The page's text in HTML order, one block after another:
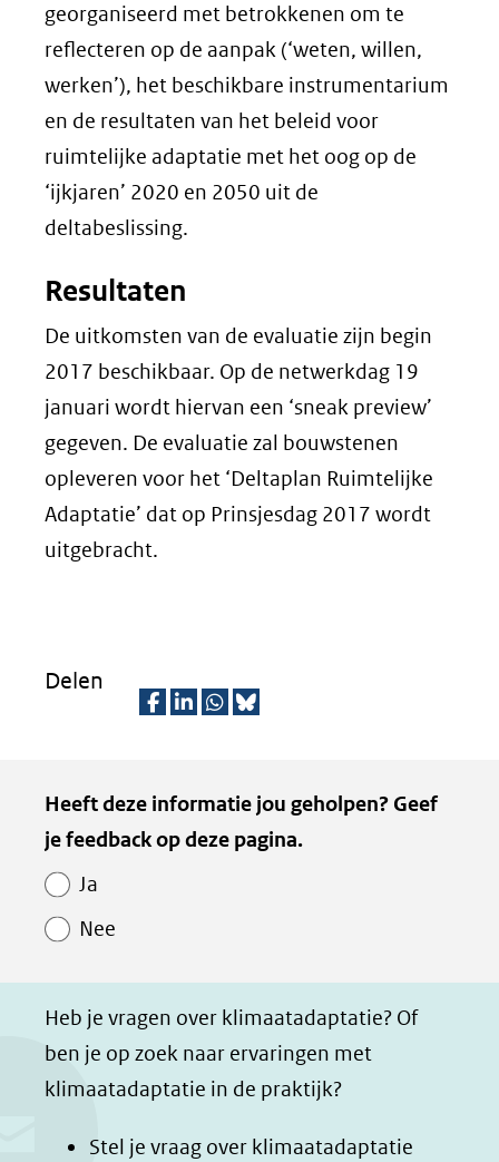
georganiseerd met betrokkenen om te
reflecteren op de aanpak (‘weten, willen,
werken’), het beschikbare instrumentarium
en de resultaten van het beleid voor
ruimtelijke adaptatie met het oog op de
‘ijkjaren’ 2020 en 2050 uit de
deltabeslissing.
Resultaten
De uitkomsten van de evaluatie zijn begin
2017 beschikbaar. Op de netwerkdag 19
januari wordt hiervan een ‘sneak preview’
gegeven. De evaluatie zal bouwstenen
opleveren voor het ‘Deltaplan Ruimtelijke
Adaptatie’ dat op Prinsjesdag 2017 wordt
uitgebracht.
Delen
l
e
a
b
o
l
e
i
d
l
e
h
t
a
z
e
n
d
l
Kopie
van
Paginawaardering
Heeft deze informatie jou geholpen? Geef
je feedback op deze pagina.
Ja
Nee
Heb je vragen over klimaatadaptatie? Of
ben je op zoek naar ervaringen met
klimaatadaptatie in de praktijk?
Stel je vraag over klimaatadaptatie